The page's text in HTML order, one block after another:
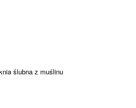
ślubna z muślinu